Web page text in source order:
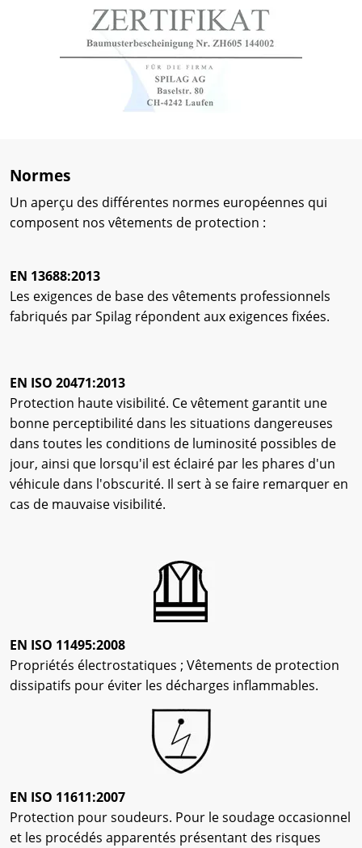
Normes
Un aperçu des différentes normes européennes qui
composent nos vêtements de protection :
EN 13688:2013
Les exigences de base des vêtements professionnels
fabriqués par Spilag répondent aux exigences fixées.
EN ISO 20471:2013
Protection haute visibilité. Ce vêtement garantit une
bonne perceptibilité dans les situations dangereuses
dans toutes les conditions de luminosité possibles de
jour, ainsi que lorsqu'il est éclairé par les phares d'un
véhicule dans l'obscurité. Il sert à se faire remarquer en
cas de mauvaise visibilité.
EN ISO 11495:2008
Propriétés électrostatiques ; Vêtements de protection
dissipatifs pour éviter les décharges inflammables.
EN ISO 11611:2007
Protection pour soudeurs. Pour le soudage occasionnel
et les procédés apparentés présentant des risques